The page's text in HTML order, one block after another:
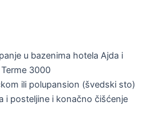
u bazenima hotela Ajda i
3000
ili polupansion (švedski sto)
i posteljine i konačno čišćenje